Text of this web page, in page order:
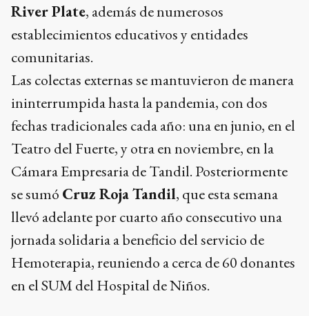
River Plate, además de numerosos
establecimientos educativos y entidades
comunitarias.
Las colectas externas se mantuvieron de manera
ininterrumpida hasta la pandemia, con dos
fechas tradicionales cada año: una en junio, en el
Teatro del Fuerte, y otra en noviembre, en la
Cámara Empresaria de Tandil. Posteriormente
se sumó Cruz Roja Tandil, que esta semana
llevó adelante por cuarto año consecutivo una
jornada solidaria a beneficio del servicio de
Hemoterapia, reuniendo a cerca de 60 donantes
en el SUM del Hospital de Niños.